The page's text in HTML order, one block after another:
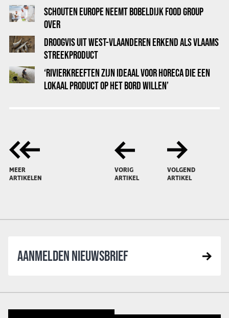
SCHOUTEN EUROPE NEEMT BOBELDIJK FOOD GROUP
OVER
DROOGVIS UIT WEST-VLAANDEREN ERKEND ALS VLAAMS
STREEKPRODUCT
‘RIVIERKREEFTEN ZIJN IDEAAL VOOR HORECA DIE EEN
LOKAAL PRODUCT OP HET BORD WILLEN’
MEER
ARTIKELEN
VORIG
ARTIKEL
VOLGEND
ARTIKEL
AANMELDEN NIEUWSBRIEF